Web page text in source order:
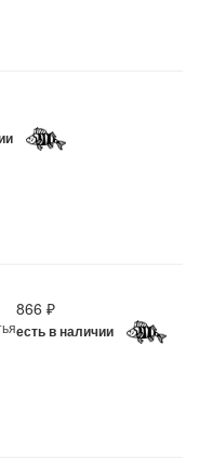
866 ₽
есть в наличии